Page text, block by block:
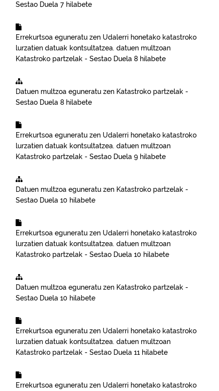
Sestao Duela 7 hilabete
Errekurtsoa eguneratu zen Udalerri honetako katastroko
lurzatien datuak kontsultatzea. datuen multzoan
Katastroko partzelak - Sestao Duela 8 hilabete
Datuen multzoa eguneratu zen Katastroko partzelak -
Sestao Duela 8 hilabete
Errekurtsoa eguneratu zen Udalerri honetako katastroko
lurzatien datuak kontsultatzea. datuen multzoan
Katastroko partzelak - Sestao Duela 9 hilabete
Datuen multzoa eguneratu zen Katastroko partzelak -
Sestao Duela 10 hilabete
Errekurtsoa eguneratu zen Udalerri honetako katastroko
lurzatien datuak kontsultatzea. datuen multzoan
Katastroko partzelak - Sestao Duela 10 hilabete
Datuen multzoa eguneratu zen Katastroko partzelak -
Sestao Duela 10 hilabete
Errekurtsoa eguneratu zen Udalerri honetako katastroko
lurzatien datuak kontsultatzea. datuen multzoan
Katastroko partzelak - Sestao Duela 11 hilabete
Errekurtsoa eguneratu zen Udalerri honetako katastroko